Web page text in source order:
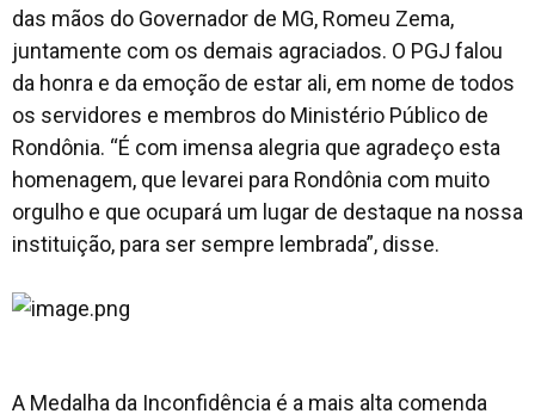
das mãos do Governador de MG, Romeu Zema,
juntamente com os demais agraciados. O PGJ falou
da honra e da emoção de estar ali, em nome de todos
os servidores e membros do Ministério Público de
Rondônia. “É com imensa alegria que agradeço esta
homenagem, que levarei para Rondônia com muito
orgulho e que ocupará um lugar de destaque na nossa
instituição, para ser sempre lembrada”, disse.
A Medalha da Inconfidência é a mais alta comenda